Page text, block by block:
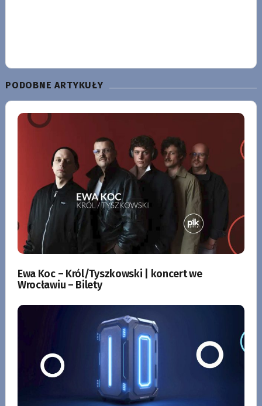
PODOBNE ARTYKUŁY
Ewa Koc – Król/Tyszkowski | koncert we
Wrocławiu – Bilety